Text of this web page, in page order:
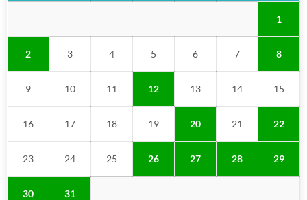
1
2 3 4 5 6 7 8
9 10 11 12 13 14 15
16 17 18 19 20 21 22
23 24 25 26 27 28 29
30 31